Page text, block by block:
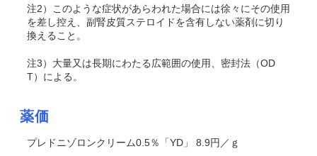
注2）このような症状があらわれた場合には徐々にその使用
を差し控え、副腎皮質ステロイドを含有しない薬剤に切り
換えること。
注3）大量又は長期にわたる広範囲の使用、密封法（OD
T）による。
薬価
プレドニゾロンクリーム0.5％「YD」 8.9円／ｇ